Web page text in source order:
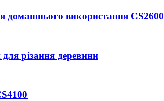
домашнього використання CS2600
різання деревини